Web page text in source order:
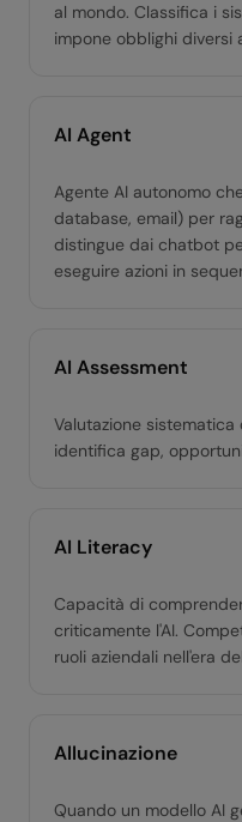
al mondo. Classifica i
impone obblighi diversi
AI Agent
Agente AI autonomo
database, email) per
distingue dai chatbot
eseguire azioni in
AI Assessment
Valutazione sistematica
identifica gap,
AI Literacy
Capacità di
criticamente l'AI.
ruoli aziendali nell'era
Allucinazione
Quando un modello AI